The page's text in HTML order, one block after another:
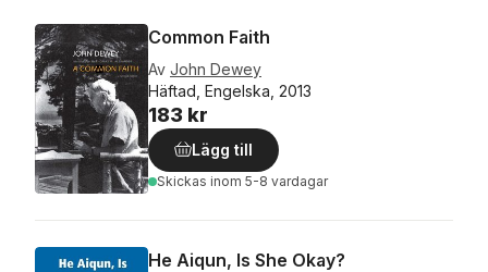
Common Faith
Av John Dewey
Häftad, Engelska, 2013
183 kr
Lägg till
Skickas inom 5-8 vardagar
He Aiqun, Is She Okay?